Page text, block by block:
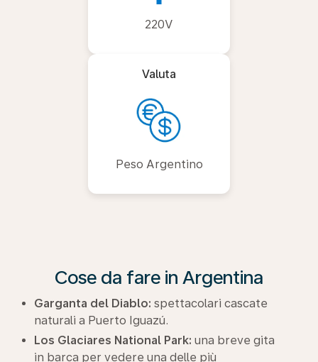
220V
Valuta
Peso Argentino
Cose da fare in Argentina
Garganta del Diablo: spettacolari cascate
naturali a Puerto Iguazú.
Los Glaciares National Park: una breve gita
in barca per vedere una delle più